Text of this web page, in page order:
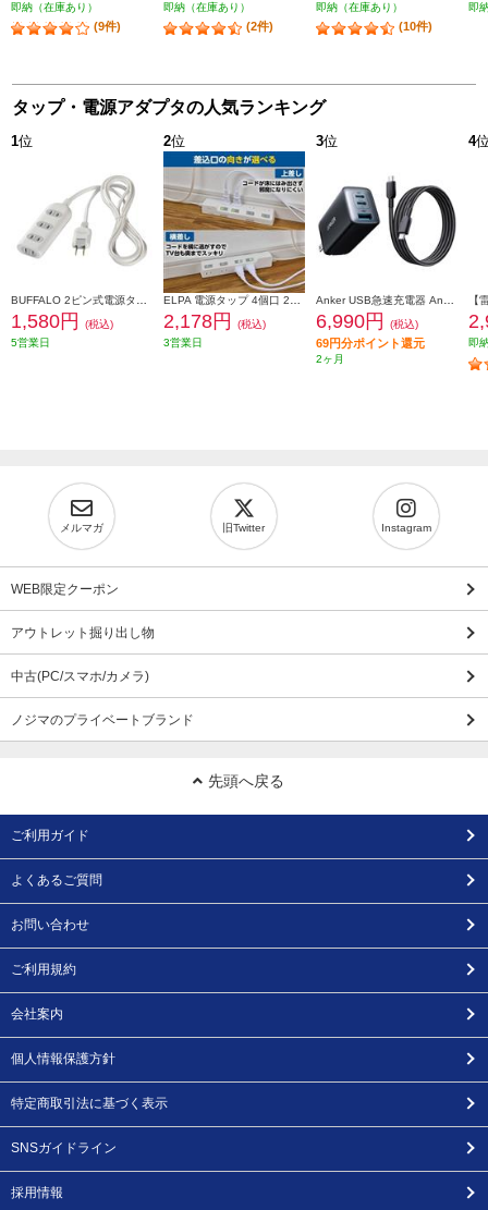
即納（在庫あり）
(9件)
即納（在庫あり）
(2件)
即納（在庫あり）
(10件)
即
タップ・電源アダプタの人気ランキング
1位
1,580円
(税込)
5営業日
2位
2,178円
(税込)
3営業日
3位
6,990円 (税込)
69円分ポイント還元
2ヶ月
4
即
メルマガ 旧Twitter Instagram
WEB限定クーポン
アウトレット掘り出し物
中古(PC/スマホ/カメラ)
ノジマのプライベートブランド
先頭へ戻る
ご利用ガイド
よくあるご質問
お問い合わせ
ご利用規約
会社案内
個人情報保護方針
特定商取引法に基づく表示
SNSガイドライン
採用情報